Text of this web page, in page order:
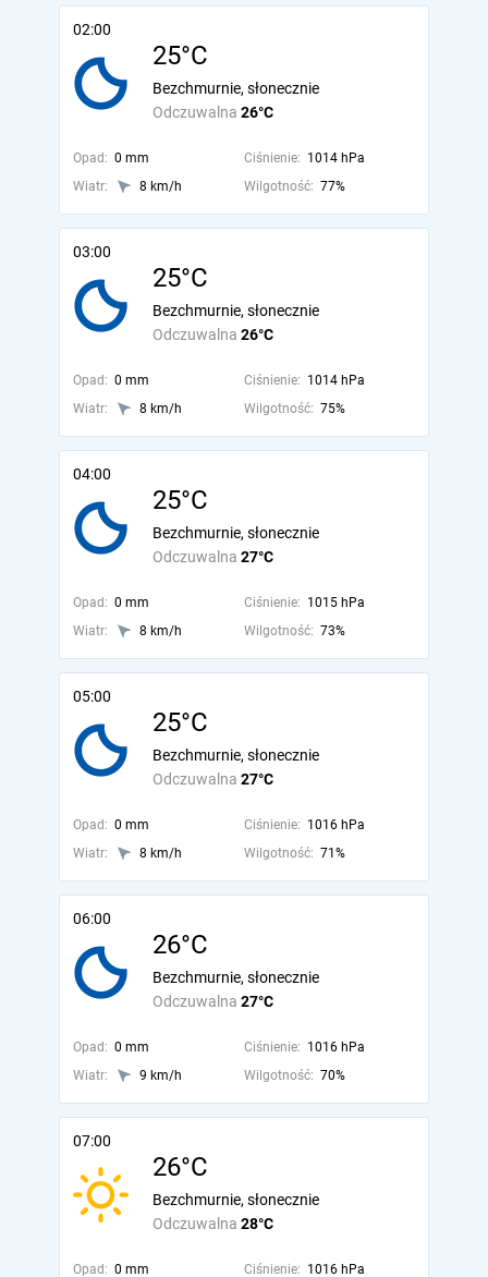
02:00
25°C
Odczuwalna 26°C
Bezchmurnie, słonecznie
Opad: 0 mm Ciśnienie: 1014 hPa
Wiatr:
8 km/h Wilgotność: 77%
03:00
25°C
Odczuwalna 26°C
Bezchmurnie, słonecznie
Opad: 0 mm Ciśnienie: 1014 hPa
Wiatr:
8 km/h Wilgotność: 75%
04:00
25°C
Odczuwalna 27°C
Bezchmurnie, słonecznie
Opad: 0 mm Ciśnienie: 1015 hPa
Wiatr:
8 km/h Wilgotność: 73%
05:00
25°C
Odczuwalna 27°C
Bezchmurnie, słonecznie
Opad: 0 mm Ciśnienie: 1016 hPa
Wiatr:
8 km/h Wilgotność: 71%
06:00
26°C
Odczuwalna 27°C
Bezchmurnie, słonecznie
Opad: 0 mm Ciśnienie: 1016 hPa
Wiatr:
9 km/h Wilgotność: 70%
07:00
26°C
Odczuwalna 28°C
Bezchmurnie, słonecznie
Opad: 0 mm Ciśnienie: 1016 hPa